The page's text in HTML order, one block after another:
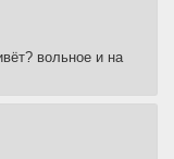
вольное и на